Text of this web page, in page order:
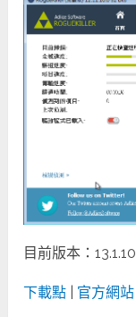
目前版本：13.1.10
下載點 官方網站